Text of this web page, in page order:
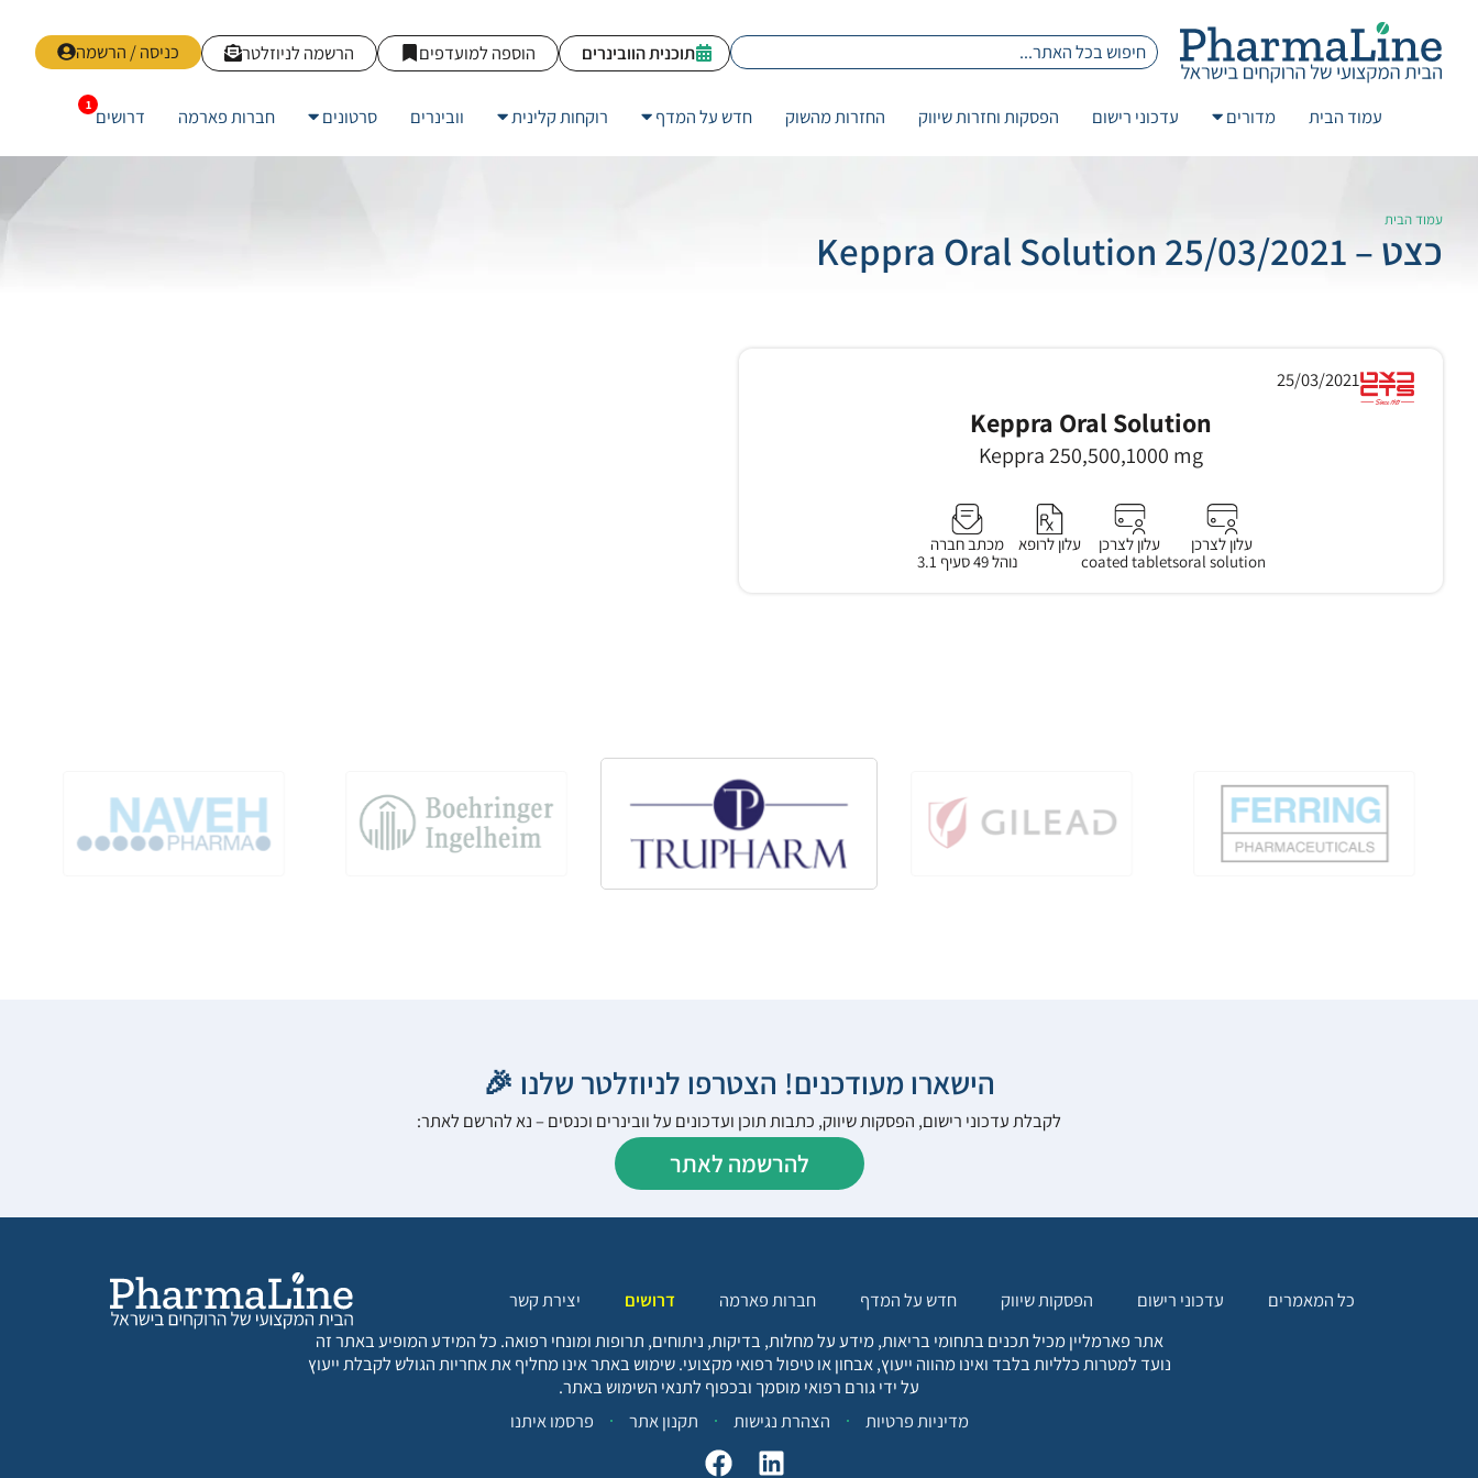
כניסה / הרשמה הרשמה לניוזלטר הוספה למועדפים תוכנית הוובינרים
עמוד הבית מדורים עדכוני רישום הפסקות וחזרות שיווק החזרות מהשוק חדש על המדף רוקחות קלינית וובינרים סרטונים חברות פארמה דרושים
עמוד הבית
כצט – 25/03/2021 Keppra Oral Solution
25/03/2021
Keppra Oral Solution
Keppra 250,500,1000 mg
עלון לצרכן
oral solution
עלון לצרכן
coated tablets
עלון לרופא
מכתב חברה
נוהל 49 סעיף 3.1
הישארו מעודכנים! הצטרפו לניוזלטר שלנו 🎉
לקבלת עדכוני רישום, הפסקות שיווק, כתבות תוכן ועדכונים על וובינרים וכנסים – נא להרשם לאתר:
להרשמה לאתר
כל המאמרים עדכוני רישום הפסקות שיווק חדש על המדף חברות פארמה דרושים
יצירת קשר
אתר פארמליין מכיל תכנים בתחומי בריאות, מידע על מחלות, בדיקות, ניתוחים, תרופות ומונחי רפואה. כל המידע המופיע באתר זה
נועד למטרות כלליות בלבד ואינו מהווה ייעוץ, אבחון או טיפול רפואי מקצועי. שימוש באתר אינו מחליף את אחריות הגולש לקבלת ייעוץ
על ידי גורם רפואי מוסמך ובכפוף לתנאי השימוש באתר.
מדיניות פרטיות
הצהרת נגישות תקנון אתר פרסמו איתנו